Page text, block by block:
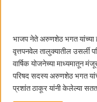
भाजप नेते अरुणशेठ भगत यांच्या
वृत्तपनवेल तालुक्यातील उसर्ली
वार्षिक योजनेच्या माध्यमातून
परिषद सदस्य अरुणशेठ भगत
प्रशांत ठाकूर यांनी केलेल्या